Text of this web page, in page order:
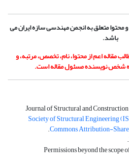
محتوا متعلق به انجمن مهندسی سازه ایران می
باشد.
اعم از محتوا، نام، تخصص، مرتبه، و
شخص نویسنده مسئول مقاله است.
Journal of Structural and
Society of Structural Engineering
Commons Attribution-
.
.
Permissions beyond the scope